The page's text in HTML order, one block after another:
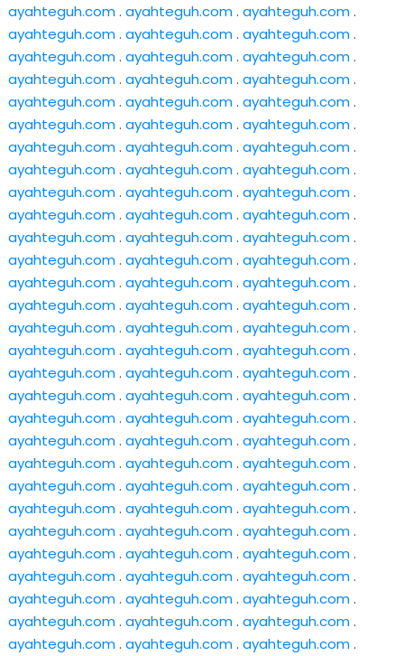
ayahteguh.com. ayahteguh.com. ayahteguh.com.
ayahteguh.com. ayahteguh.com. ayahteguh.com.
ayahteguh.com. ayahteguh.com. ayahteguh.com.
ayahteguh.com. ayahteguh.com. ayahteguh.com.
ayahteguh.com. ayahteguh.com. ayahteguh.com.
ayahteguh.com. ayahteguh.com. ayahteguh.com.
ayahteguh.com. ayahteguh.com. ayahteguh.com.
ayahteguh.com. ayahteguh.com. ayahteguh.com.
ayahteguh.com. ayahteguh.com. ayahteguh.com.
ayahteguh.com. ayahteguh.com. ayahteguh.com.
ayahteguh.com. ayahteguh.com. ayahteguh.com.
ayahteguh.com. ayahteguh.com. ayahteguh.com.
ayahteguh.com. ayahteguh.com. ayahteguh.com.
ayahteguh.com. ayahteguh.com. ayahteguh.com.
ayahteguh.com. ayahteguh.com. ayahteguh.com.
ayahteguh.com. ayahteguh.com. ayahteguh.com.
ayahteguh.com. ayahteguh.com. ayahteguh.com.
ayahteguh.com. ayahteguh.com. ayahteguh.com.
ayahteguh.com. ayahteguh.com. ayahteguh.com.
ayahteguh.com. ayahteguh.com. ayahteguh.com.
ayahteguh.com. ayahteguh.com. ayahteguh.com.
ayahteguh.com. ayahteguh.com. ayahteguh.com.
ayahteguh.com. ayahteguh.com. ayahteguh.com.
ayahteguh.com. ayahteguh.com. ayahteguh.com.
ayahteguh.com. ayahteguh.com. ayahteguh.com.
ayahteguh.com. ayahteguh.com. ayahteguh.com.
ayahteguh.com. ayahteguh.com. ayahteguh.com.
ayahteguh.com. ayahteguh.com. ayahteguh.com.
ayahteguh.com. ayahteguh.com. ayahteguh.com.